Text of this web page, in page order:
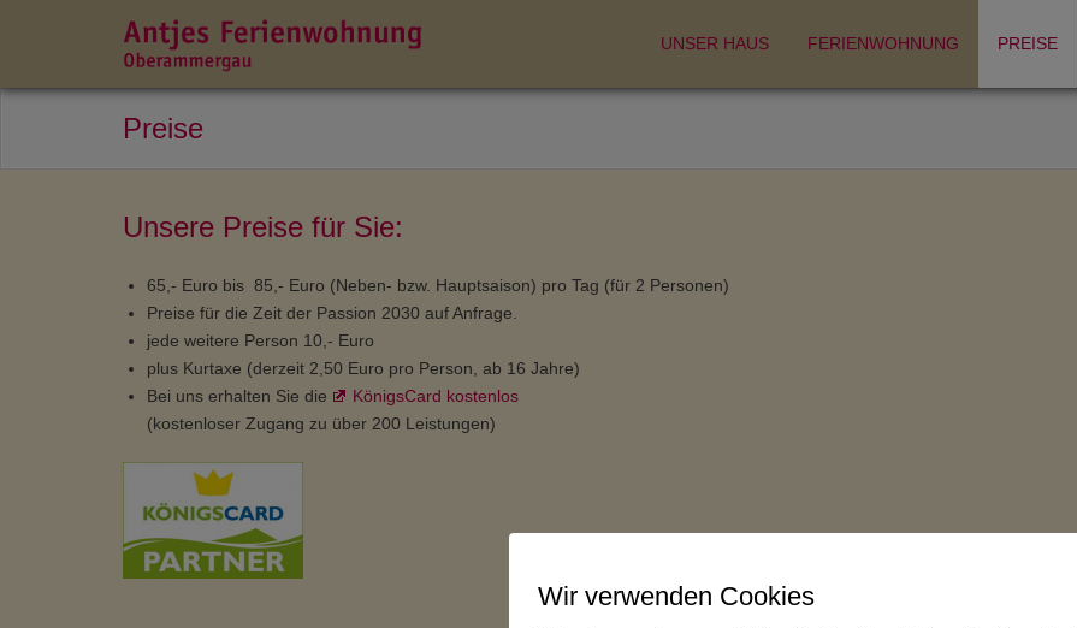
UNSER HAUS FERIENWOHNUNG PREISE
Preise
Unsere Preise für Sie:
65,- Euro bis 85,- Euro (Neben- bzw. Hauptsaison) pro Tag (für 2 Personen)
Preise für die Zeit der Passion 2030 auf Anfrage.
jede weitere Person 10,- Euro
plus Kurtaxe (derzeit 2,50 Euro pro Person, ab 16 Jahre)
Bei uns erhalten Sie die
KönigsCard kostenlos
(kostenloser Zugang zu über 200 Leistungen)
Wir verwenden Cookies